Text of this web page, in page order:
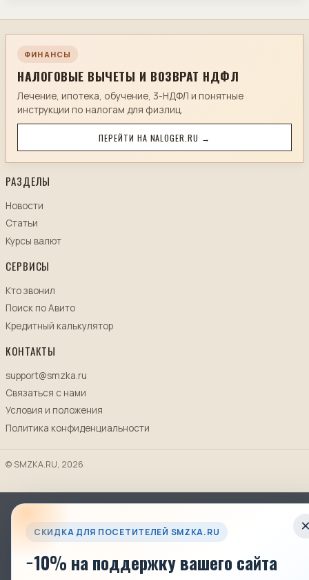
ФИНАНСЫ
НАЛОГОВЫЕ ВЫЧЕТЫ И ВОЗВРАТ НДФЛ
Лечение, ипотека, обучение, 3-НДФЛ и понятные
инструкции по налогам для физлиц.
ПЕРЕЙТИ НА NALOGER.RU →
РАЗДЕЛЫ
Новости
Статьи
Курсы валют
СЕРВИСЫ
Кто звонил
Поиск по Авито
Кредитный калькулятор
КОНТАКТЫ
support@smzka.ru
Связаться с нами
Условия и положения
Политика конфиденциальности
© SMZKA.RU, 2026
СКИДКА ДЛЯ ПОСЕТИТЕЛЕЙ SMZKA.RU
−10% на поддержку вашего сайта